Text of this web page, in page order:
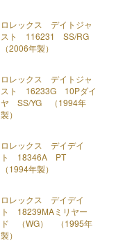
ロレックス デイトジャ
スト 116231 SS/RG
（2006年製）
ロレックス デイトジャ
スト 16233G 10Pダイ
ヤ SS/YG （1994年
製）
ロレックス デイデイ
ト 18346A PT
（1994年製）
ロレックス デイデイ
ト 18239MAミリヤー
ド （WG） （1995年
製）